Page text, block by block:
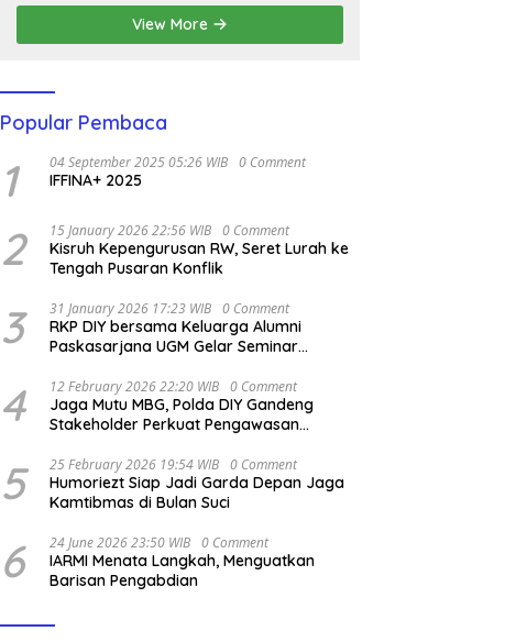
View More
Popular Pembaca
1 04 September 2025 05:26 WIB 0 Comment
IFFINA+ 2025
2 15 January 2026 22:56 WIB 0 Comment
Kisruh Kepengurusan RW, Seret Lurah ke
Tengah Pusaran Konflik
3 31 January 2026 17:23 WIB 0 Comment
RKP DIY bersama Keluarga Alumni
Paskasarjana UGM Gelar Seminar
4 12 February 2026 22:20 WIB 0 Comment
Jaga Mutu MBG, Polda DIY Gandeng
Stakeholder Perkuat Pengawasan
5 25 February 2026 19:54 WIB 0 Comment
Humoriezt Siap Jadi Garda Depan Jaga
Kamtibmas di Bulan Suci
6 24 June 2026 23:50 WIB 0 Comment
IARMI Menata Langkah, Menguatkan
Barisan Pengabdian